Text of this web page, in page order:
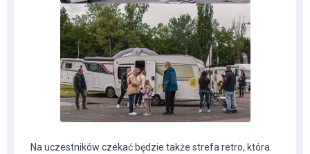
Na uczestników czekać będzie także strefa retro, która